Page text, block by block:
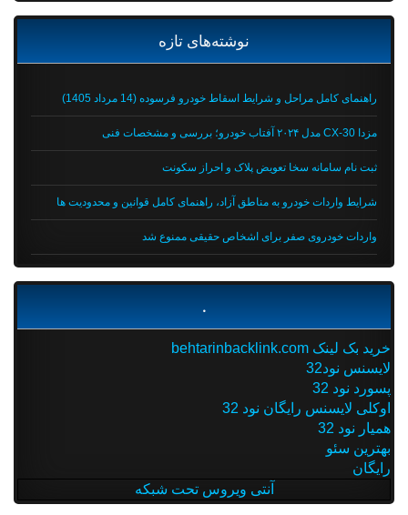
نوشته‌های تازه
راهنمای کامل مراحل و شرایط اسقاط خودرو فرسوده (14 مرداد 1405)
مزدا CX-30 مدل ۲۰۲۴ آفتاب خودرو؛ بررسی و مشخصات فنی
ثبت نام سامانه سخا تعویض پلاک و احراز سکونت
شرایط واردات خودرو به مناطق آزاد، راهنمای کامل قوانین و محدودیت ها
واردات خودروی صفر برای اشخاص حقیقی ممنوع شد
خرید بک لینک behtarinbacklink.com
لایسنس نود32
پسورد نود 32
اوکلی لایسنس رایگان نود 32
همیار نود 32
بهترین سئو
رایگان
آنتی ویروس تحت شبکه